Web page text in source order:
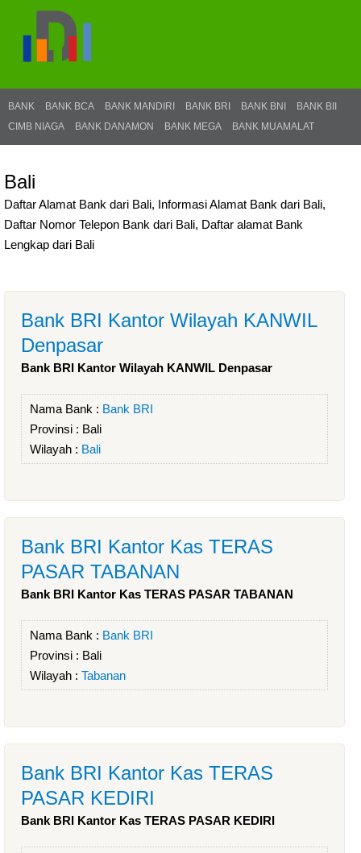
BANK BANK BCA BANK MANDIRI BANK BRI BANK BNI
BANK BII
CIMB NIAGA
BANK DANAMON BANK MEGA BANK MUAMALAT
Bali
Daftar Alamat Bank dari Bali, Informasi Alamat Bank dari Bali,
Daftar Nomor Telepon Bank dari Bali, Daftar alamat Bank
Lengkap dari Bali
Bank BRI Kantor Wilayah KANWIL
Denpasar
Bank BRI Kantor Wilayah KANWIL Denpasar
Nama Bank : Bank BRI
Provinsi : Bali
Wilayah : Bali
Bank BRI Kantor Kas TERAS
PASAR TABANAN
Bank BRI Kantor Kas TERAS PASAR TABANAN
Nama Bank : Bank BRI
Provinsi : Bali
Wilayah : Tabanan
Bank BRI Kantor Kas TERAS
PASAR KEDIRI
Bank BRI Kantor Kas TERAS PASAR KEDIRI